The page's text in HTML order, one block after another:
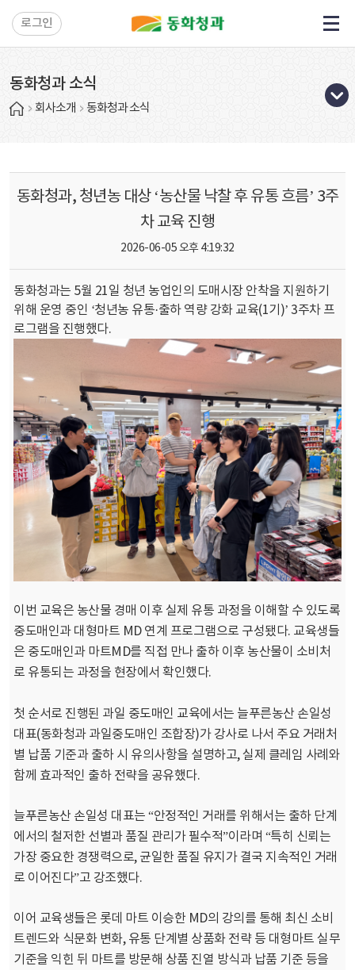
로그인
동화청과 소식
회사소개 동화청과 소식
동화청과, 청년농 대상 ‘농산물 낙찰 후 유통 흐름’ 3주
차 교육 진행
2026-06-05 오후 4:19:32
동화청과는 5월 21일 청년 농업인의 도매시장 안착을 지원하기
위해 운영 중인 ‘청년농 유통·출하 역량 강화 교육(1기)’ 3주차 프
로그램을 진행했다.
이번 교육은 농산물 경매 이후 실제 유통 과정을 이해할 수 있도록
중도매인과 대형마트 MD 연계 프로그램으로 구성됐다. 교육생들
은 중도매인과 마트MD를 직접 만나 출하 이후 농산물이 소비처
로 유통되는 과정을 현장에서 확인했다.
첫 순서로 진행된 과일 중도매인 교육에서는 늘푸른농산 손일성
대표(동화청과 과일중도매인 조합장)가 강사로 나서 주요 거래처
별 납품 기준과 출하 시 유의사항을 설명하고, 실제 클레임 사례와
함께 효과적인 출하 전략을 공유했다.
늘푸른농산 손일성 대표는 “안정적인 거래를 위해서는 출하 단계
에서의 철저한 선별과 품질 관리가 필수적”이라며 “특히 신뢰는
가장 중요한 경쟁력으로, 균일한 품질 유지가 결국 지속적인 거래
로 이어진다”고 강조했다.
이어 교육생들은 롯데 마트 이승한 MD의 강의를 통해 최신 소비
트렌드와 식문화 변화, 유통 단계별 상품화 전략 등 대형마트 실무
기준을 익힌 뒤 마트를 방문해 상품 진열 방식과 납품 기준 등을